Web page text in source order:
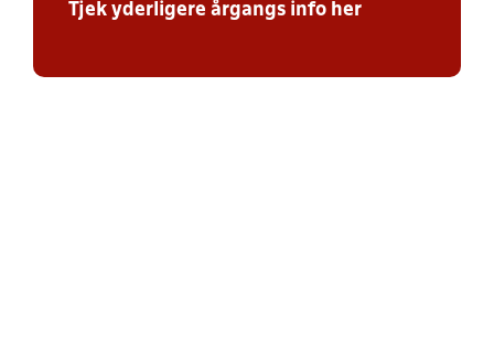
Tjek yderligere årgangs info her